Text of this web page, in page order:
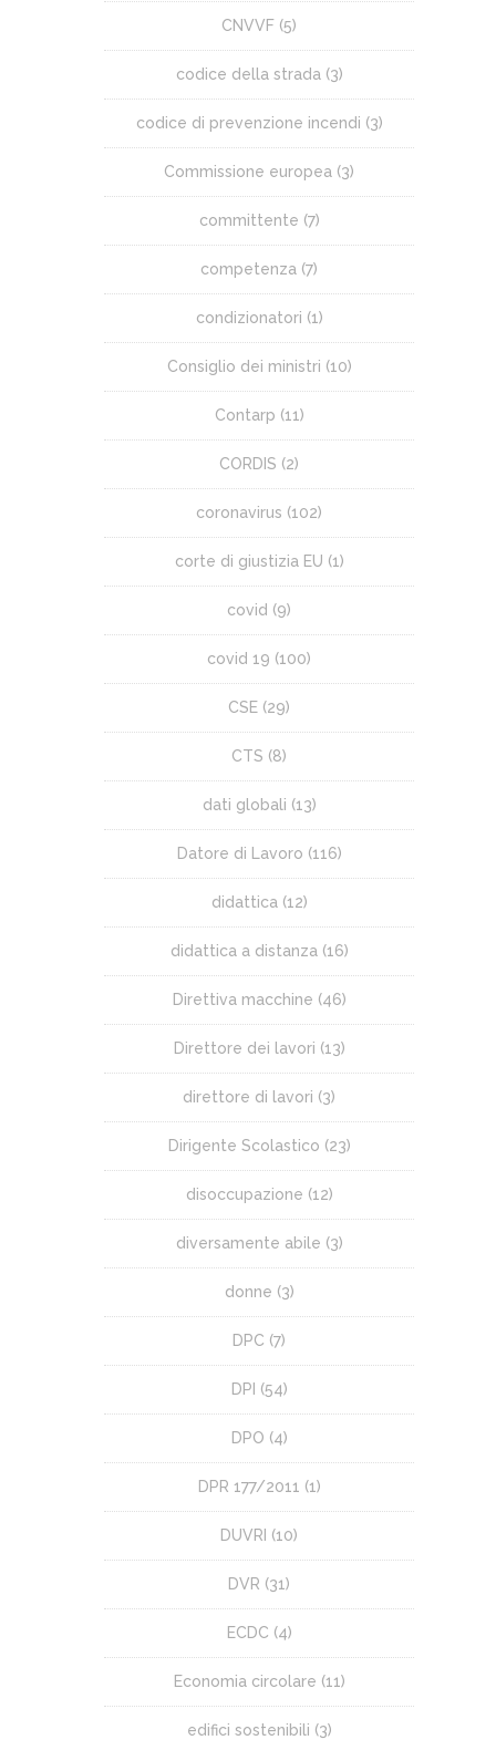
CNVVF (5)
codice della strada (3)
codice di prevenzione incendi (3)
Commissione europea (3)
committente (7)
competenza (7)
condizionatori (1)
Consiglio dei ministri (10)
Contarp (11)
CORDIS (2)
coronavirus (102)
corte di giustizia EU (1)
covid (9)
covid 19 (100)
CSE (29)
CTS (8)
dati globali (13)
Datore di Lavoro (116)
didattica (12)
didattica a distanza (16)
Direttiva macchine (46)
Direttore dei lavori (13)
direttore di lavori (3)
Dirigente Scolastico (23)
disoccupazione (12)
diversamente abile (3)
donne (3)
DPC (7)
DPI (54)
DPO (4)
DPR 177/2011 (1)
DUVRI (10)
DVR (31)
ECDC (4)
Economia circolare (11)
edifici sostenibili (3)